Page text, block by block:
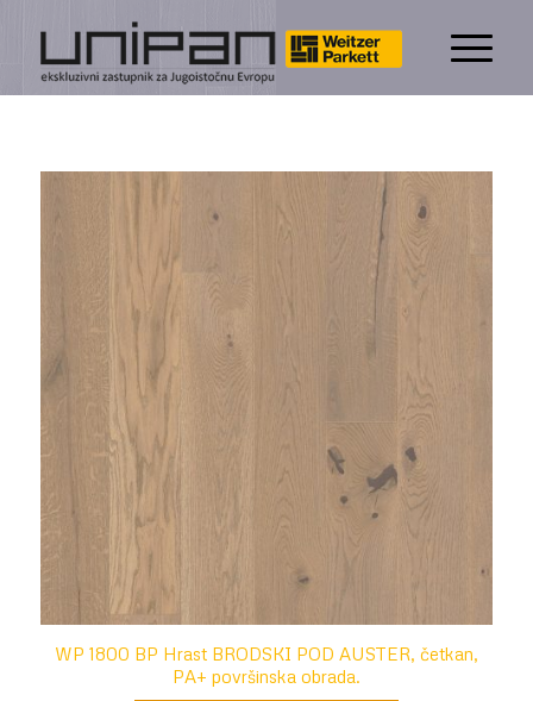
WP 1800 BP Hrast BRODSKI POD AUSTER, četkan,
PA+ površinska obrada.